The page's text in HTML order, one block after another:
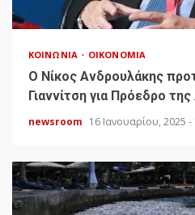
ΚΟΙΝΩΝΊΑ ΟΙΚΟΝΟΜΊΑ
Ο Νίκος Ανδρουλάκης
Γιαννίτση για Πρόεδρο
newsroom 16 Ιανουαρίου, 2025 -